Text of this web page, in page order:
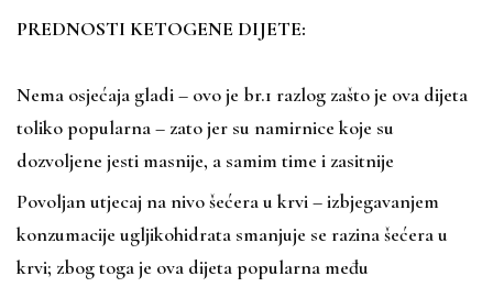
PREDNOSTI KETOGENE DIJETE:
Nema osjećaja gladi – ovo je br.1 razlog zašto je ova dijeta
toliko popularna – zato jer su namirnice koje su
dozvoljene jesti masnije, a samim time i zasitnije
Povoljan utjecaj na nivo šećera u krvi – izbjegavanjem
konzumacije ugljikohidrata smanjuje se razina šećera u
krvi; zbog toga je ova dijeta popularna među